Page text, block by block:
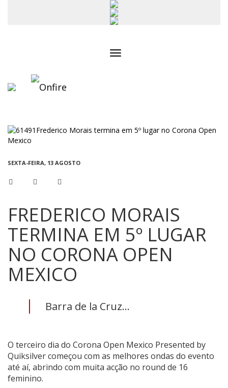
SEXTA-FEIRA, 13 AGOSTO
FREDERICO MORAIS
TERMINA EM 5º LUGAR
NO CORONA OPEN
MEXICO
Barra de la Cruz...
O terceiro dia do Corona Open Mexico Presented by
Quiksilver começou com as melhores ondas do evento
até aí, abrindo com muita acção no round de 16
feminino.